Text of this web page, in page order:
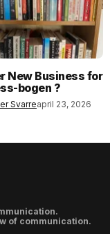
New Business for
bogen ?
Svarreapril 23, 2026
of communication.